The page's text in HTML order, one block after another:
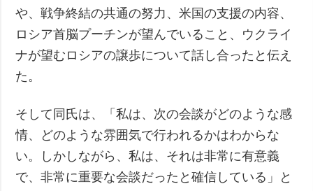
や、戦争終結の共通の努力、米国の支援の内容、
ロシア首脳プーチンが望んでいること、ウクライ
ナが望むロシアの譲歩について話し合ったと伝え
た。
そして同氏は、「私は、次の会談がどのような感
情、どのような雰囲気で行われるかはわからな
い。しかしながら、私は、それは非常に有意義
で、非常に重要な会談だったと確信している」と